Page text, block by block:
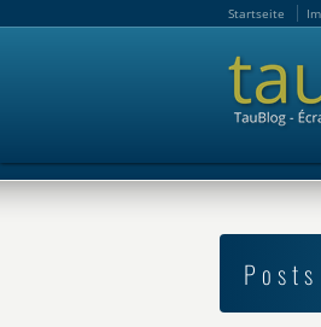
Startseite
Startseite